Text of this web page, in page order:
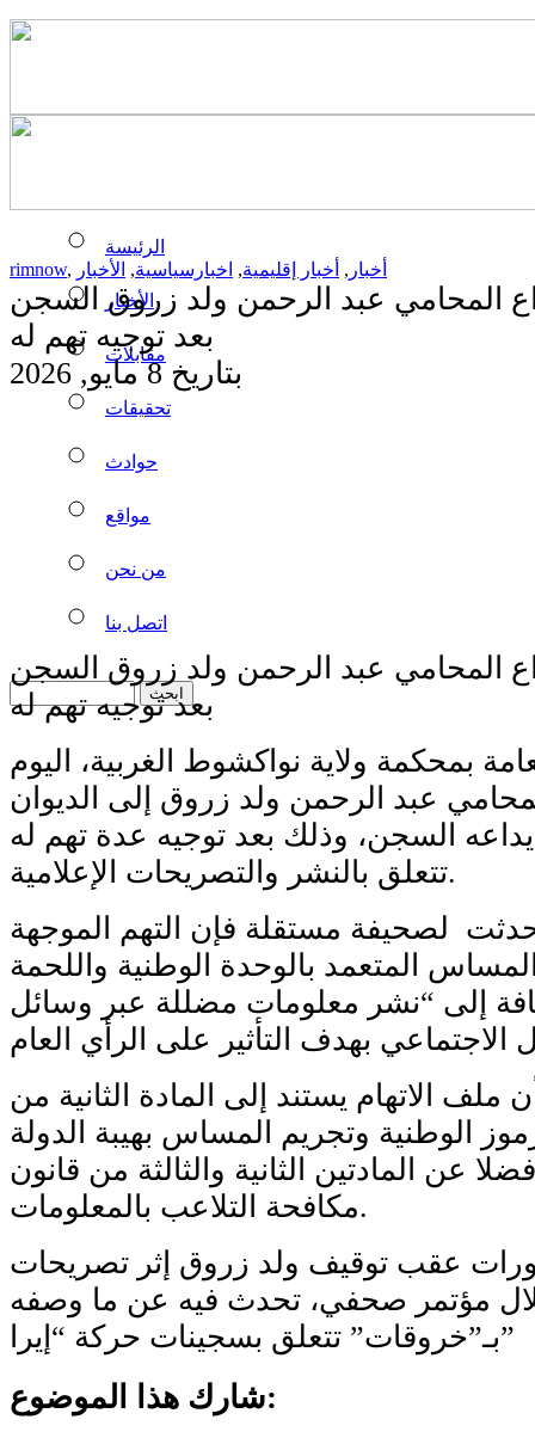
الرئيسة
الأخبار
مقابلات
تحقيقات
حوادث
مواقع
من نحن
اتصل بنا
rimnow, أخبار , أخبار إقليمية, اخبارسياسية, الأخبار
المحامي عبد الرحمن ولد زروق السجن
بعد توجيه تهم له
بتاريخ 8 مايو, 2026
المحامي عبد الرحمن ولد زروق السجن
بعد توجيه تهم له
بمحكمة ولاية نواكشوط الغربية، اليوم
عبد الرحمن ولد زروق إلى الديوان
السجن، وذلك بعد توجيه عدة تهم له
تتعلق بالنشر والتصريحات الإعلامية.
لصحيفة مستقلة فإن التهم الموجهة
المتعمد بالوحدة الوطنية واللحمة
إلى “نشر معلومات مضللة عبر وسائل
ملف الاتهام يستند إلى المادة الثانية من
الوطنية وتجريم المساس بهيبة الدولة
عن المادتين الثانية والثالثة من قانون
مكافحة التلاعب بالمعلومات.
عقب توقيف ولد زروق إثر تصريحات
مؤتمر صحفي، تحدث فيه عن ما وصفه
بـ”خروقات” تتعلق بسجينات حركة “إيرا”
شارك هذا الموضوع: